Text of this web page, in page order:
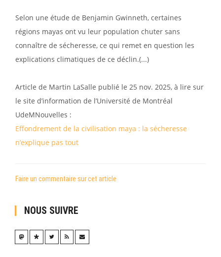
Selon une étude de Benjamin Gwinneth, certaines
régions mayas ont vu leur population chuter sans
connaître de sécheresse, ce qui remet en question les
explications climatiques de ce déclin.(...)
Article de Martin LaSalle publié le 25 nov. 2025, à lire sur
le site d’information de l’Université de Montréal
UdeMNouvelles :
Effondrement de la civilisation maya : la sécheresse
n’explique pas tout
Faire un commentaire sur cet article
NOUS SUIVRE